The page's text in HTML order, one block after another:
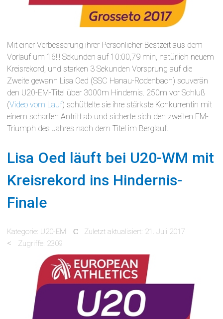
Mit einer Verbesserung ihrer Persönlicher Bestzeit aus dem
Vorlauf um 16!!! Sekunden auf 10:00,79 min, natürlich neuem
Kreisrekord, und starken 3 Sekunden Vorsprung auf die
Zweite gewann Lisa Oed (SSC Hanau-Rodenbach) souverän
den U20-EM-Titel über 3000m Hindernis. 250m vor Schluß
(Video vom Lauf) schüttelte sie ihre stärkste Konkurrentin mit
einem scharfen Antritt ab und sicherte sich den zweiten EM-
Triumph des Jahres nach dem Titel im Berglauf.
Lisa Oed läuft bei U20-WM mit
Kreisrekord ins Hindernis-
Finale
Kategorie: U20-EM
Zuletzt aktualisiert: 21. Juli 2017
Zugriffe: 2309